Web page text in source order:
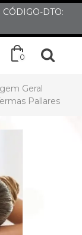
DTO:
0
Geral
Pallares